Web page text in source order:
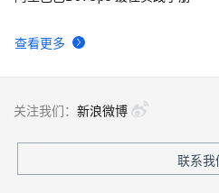
查看更多
关注我们： 新浪微博
联系我